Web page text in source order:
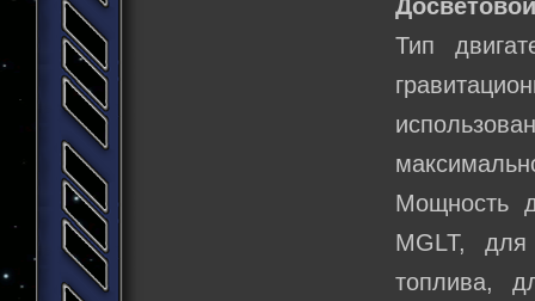
Тип
Мощность
MGLT,
топлива,